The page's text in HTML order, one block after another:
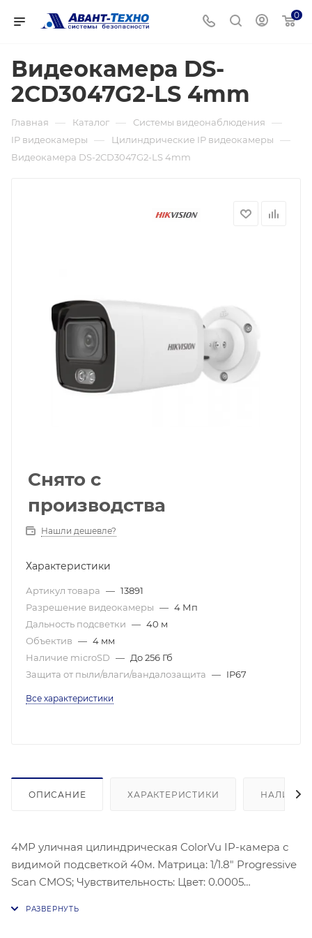
0
Видеокамера DS-
2CD3047G2-LS 4mm
Главная — Каталог — Системы видеонаблюдения —
IP видеокамеры — Цилиндрические IP видеокамеры —
Видеокамера DS-2CD3047G2-LS 4mm
Снято с
производства
Нашли дешевле?
Характеристики
Артикул товара — 13891
Разрешение видеокамеры — 4 Мп
Дальность подсветки — 40 м
Объектив — 4 мм
Наличие microSD — До 256 Гб
Защита от пыли/влаги/вандалозащита — IP67
Все характеристики
ОПИСАНИЕ ХАРАКТЕРИСТИКИ НАЛИЧИЕ
4МР уличная цилиндрическая ColorVu IP-камера с
видимой подсветкой 40м. Матрица: 1/1.8" Progressive
Scan CMOS; Чувствительность: Цвет: 0.0005